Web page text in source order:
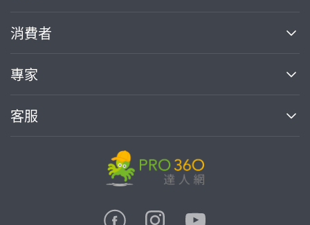
關於我們
部落格
加入我們
消費者
買服務
熱門服務
專家
案件中心
客服